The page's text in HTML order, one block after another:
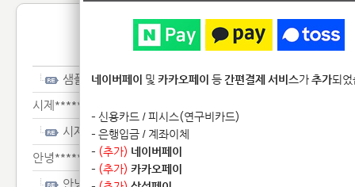
1:1 문
샘플**
시제*******
시제*******
안녕******************
안녕******************
네이버페이 및 카카오페이 등간편결제 서비스가추가되
- 신용카드 / 피시스(연구비카드)
- 은행입금 / 계좌이체
- (추가) 네이버페이
- (추가) 카카오페이